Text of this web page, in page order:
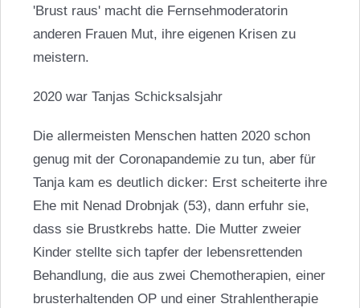
'Brust raus' macht die Fernsehmoderatorin
anderen Frauen Mut, ihre eigenen Krisen zu
meistern.
2020 war Tanjas Schicksalsjahr
Die allermeisten Menschen hatten 2020 schon
genug mit der Coronapandemie zu tun, aber für
Tanja kam es deutlich dicker: Erst scheiterte ihre
Ehe mit Nenad Drobnjak (53), dann erfuhr sie,
dass sie Brustkrebs hatte. Die Mutter zweier
Kinder stellte sich tapfer der lebensrettenden
Behandlung, die aus zwei Chemotherapien, einer
brusterhaltenden OP und einer Strahlentherapie